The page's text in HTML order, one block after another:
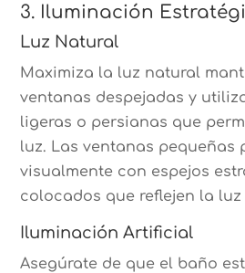
3. Iluminación
Luz Natural
Maximiza la luz natural
ventanas despejadas y
ligeras o persianas que
luz. Las ventanas pequeñas
visualmente con espejos
colocados que reflejen la
Iluminación Artificial
Asegúrate de que el baño